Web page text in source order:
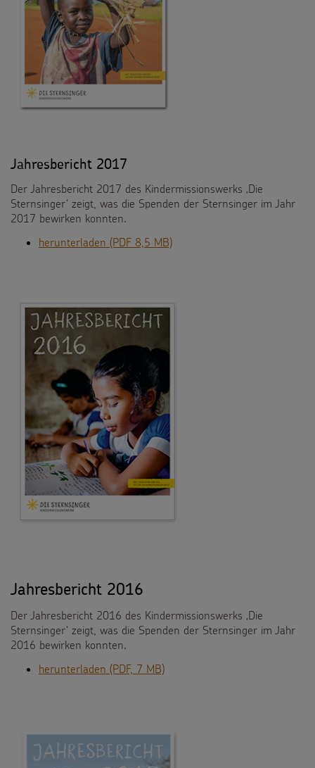
Jahresbericht 2017
Der Jahresbericht 2017 des Kindermissionswerks ‚Die
Sternsinger‘ zeigt, was die Spenden der Sternsinger im Jahr
2017 bewirken konnten.
herunterladen (PDF 8,5 MB)
Jahresbericht 2016
Der Jahresbericht 2016 des Kindermissionswerks ‚Die
Sternsinger‘ zeigt, was die Spenden der Sternsinger im Jahr
2016 bewirken konnten.
herunterladen (PDF, 7 MB)